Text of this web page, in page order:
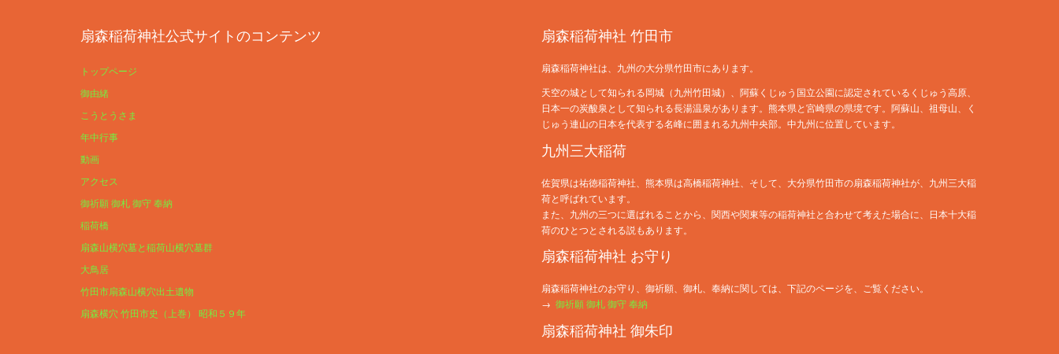
扇森稲荷神社公式サイトのコンテンツ
トップページ
御由緒
こうとうさま
年中行事
動画
アクセス
御祈願 御札 御守 奉納
稲荷橋
扇森山横穴墓と稲荷山横穴墓群
大鳥居
竹田市扇森山横穴出土遺物
扇森横穴 竹田市史（上巻） 昭和５９年
扇森稲荷神社 竹田市
扇森稲荷神社は、九州の大分県竹田市にあります。
天空の城として知られる岡城（九州竹田城）、阿蘇くじゅう国立公園に認定されているくじゅう高原、
日本一の炭酸泉として知られる長湯温泉があります。熊本県と宮崎県の県境です。阿蘇山、祖母山、く
じゅう連山の日本を代表する名峰に囲まれる九州中央部。中九州に位置しています。
九州三大稲荷
佐賀県は祐徳稲荷神社、熊本県は高橋稲荷神社、そして、大分県竹田市の扇森稲荷神社が、九州三大稲
荷と呼ばれています。
また、九州の三つに選ばれることから、関西や関東等の稲荷神社と合わせて考えた場合に、日本十大稲
荷のひとつとされる説もあります。
扇森稲荷神社 お守り
扇森稲荷神社のお守り、御祈願、御札、奉納に関しては、下記のページを、ご覧ください。
→ 御祈願 御札 御守 奉納
扇森稲荷神社 御朱印